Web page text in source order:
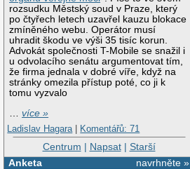
rozsudku Městský soud v Praze, který
po čtyřech letech uzavřel kauzu blokace
zmíněného webu. Operátor musí
uhradit škodu ve výši 35 tisíc korun.
Advokát společnosti T-Mobile se snažil i
u odvolacího senátu argumentovat tím,
že firma jednala v dobré víře, když na
stránky omezila přístup poté, co ji k
tomu vyzvalo
…více »
Ladislav Hagara | Komentářů: 71
Centrum | Napsat| Starší
navrhněte »
Anketa